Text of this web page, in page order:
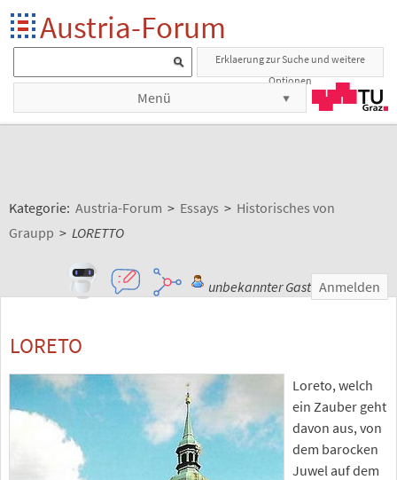
Austria-Forum
Erklaerung zur Suche und weitere
Optionen
Menü
Kategorie: Austria-Forum > Essays > Historisches von
Graupp > LORETTO
unbekannter Gast Anmelden
LORETO
Loreto, welch
ein Zauber geht
davon aus, von
dem barocken
Juwel auf dem